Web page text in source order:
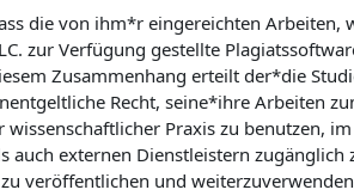
die von ihm*r eingereichten Arbeiten,
zur Verfügung gestellte
Zusammenhang erteilt der*die
Recht, seine*ihre Arbeiten
Praxis zu benutzen,
externen Dienstleistern
veröffentlichen und